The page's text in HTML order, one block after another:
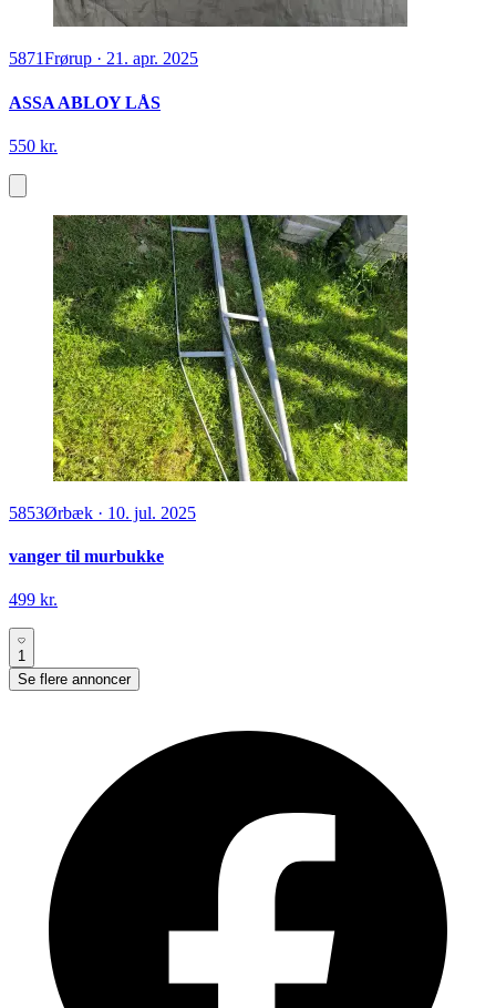
5871Frørup · 21. apr. 2025
ASSA ABLOY LÅS
550 kr.
5853Ørbæk · 10. jul. 2025
vanger til murbukke
499 kr.
1
Se flere annoncer